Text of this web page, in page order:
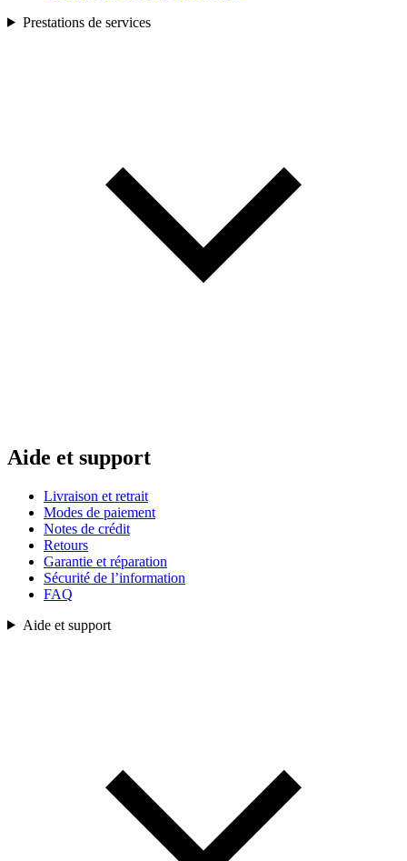
Prestations de services
Aide et support
Livraison et retrait
Modes de paiement
Notes de crédit
Retours
Garantie et réparation
Sécurité de l’information
FAQ
Aide et support